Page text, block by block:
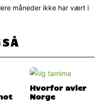
måneder ikke har vært i
Hvorfor avler
Norge